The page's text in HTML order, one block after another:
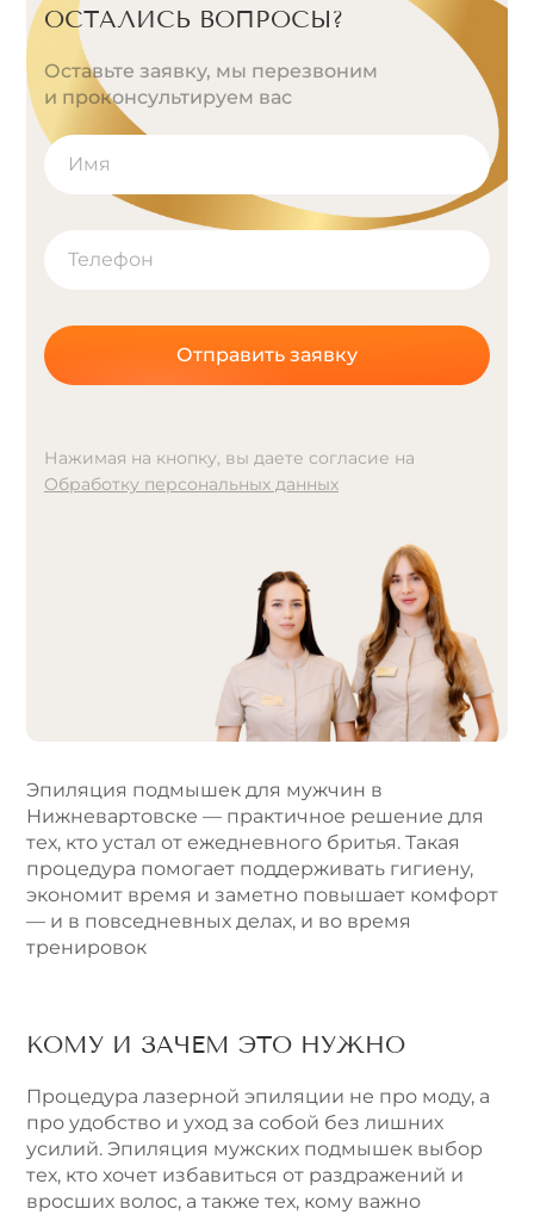
ОСТАЛИСЬ ВОПРОСЫ?
Оставьте заявку, мы перезвоним
и проконсультируем вас
Отправить заявку
Нажимая на кнопку, вы даете согласие на
Обработку персональных данных
Эпиляция подмышек для мужчин в
Нижневартовске — практичное решение для
тех, кто устал от ежедневного бритья. Такая
процедура помогает поддерживать гигиену,
экономит время и заметно повышает комфорт
— и в повседневных делах, и во время
тренировок
КОМУ И ЗАЧЕМ ЭТО НУЖНО
Процедура лазерной эпиляции не про моду, а
про удобство и уход за собой без лишних
усилий. Эпиляция мужских подмышек выбор
тех, кто хочет избавиться от раздражений и
вросших волос, а также тех, кому важно